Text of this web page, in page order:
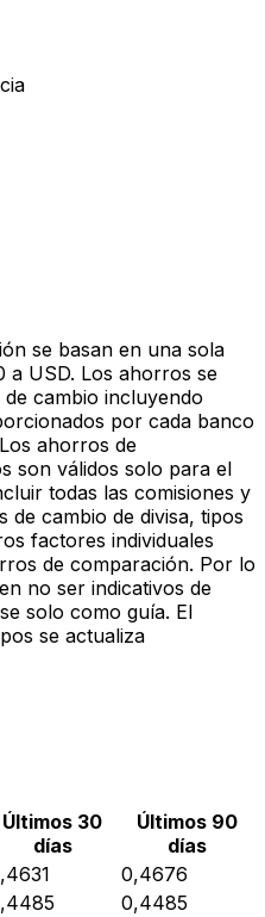
se basan en una sola
a USD. Los ahorros se
cambio incluyendo
por cada banco
ahorros de
son válidos solo para el
todas las comisiones y
de cambio de divisa, tipos
factores individuales
de comparación. Por lo
no ser indicativos de
solo como guía. El
se actualiza
Últimos 30
días
Últimos 90
días
0,4676
0,4485